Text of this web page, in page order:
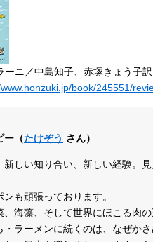
ーニ／中島知子、赤塚きょう子訳
book/245551/
ー（たけぞう さん）
新しい知り合い、新しい経験。
も頑張っております。
、海藻、そして世界にほこる
・ラーメンに続くのは、なぜか